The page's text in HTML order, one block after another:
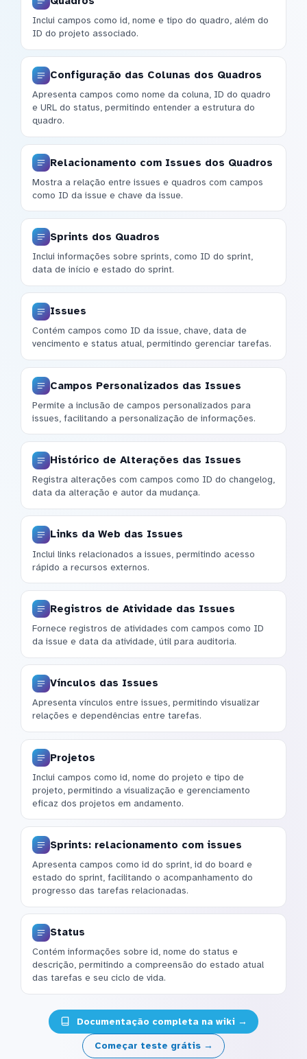
Inclui campos como id, nome e tipo do quadro, além do
ID do projeto associado.
Configuração das Colunas dos Quadros
Apresenta campos como nome da coluna, ID do quadro
e URL do status, permitindo entender a estrutura do
quadro.
Relacionamento com Issues dos Quadros
Mostra a relação entre issues e quadros com campos
como ID da issue e chave da issue.
Sprints dos Quadros
Inclui informações sobre sprints, como ID do sprint,
data de início e estado do sprint.
Issues
Contém campos como ID da issue, chave, data de
vencimento e status atual, permitindo gerenciar tarefas.
Campos Personalizados das Issues
Permite a inclusão de campos personalizados para
issues, facilitando a personalização de informações.
Histórico de Alterações das Issues
Registra alterações com campos como ID do changelog,
data da alteração e autor da mudança.
Links da Web das Issues
Inclui links relacionados a issues, permitindo acesso
rápido a recursos externos.
Registros de Atividade das Issues
Fornece registros de atividades com campos como ID
da issue e data da atividade, útil para auditoria.
Vínculos das Issues
Apresenta vínculos entre issues, permitindo visualizar
relações e dependências entre tarefas.
Projetos
Inclui campos como id, nome do projeto e tipo de
projeto, permitindo a visualização e gerenciamento
eficaz dos projetos em andamento.
Sprints: relacionamento com issues
Apresenta campos como id do sprint, id do board e
estado do sprint, facilitando o acompanhamento do
progresso das tarefas relacionadas.
Status
Contém informações sobre id, nome do status e
descrição, permitindo a compreensão do estado atual
das tarefas e seu ciclo de vida.
Documentação completa na wiki →
Começar teste grátis →